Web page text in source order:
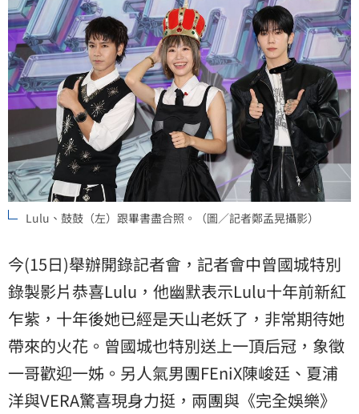
Lulu、鼓鼓（左）跟畢書盡合照。（圖／記者鄭孟晃攝影）
今(15日)舉辦開錄記者會，記者會中曾國城特別
錄製影片恭喜Lulu，他幽默表示Lulu十年前新紅
乍紫，十年後她已經是天山老妖了，非常期待她
帶來的火花。曾國城也特別送上一頂后冠，象徵
一哥歡迎一姊。另人氣男團FEniX陳峻廷、夏浦
洋與VERA驚喜現身力挺，兩團與《完全娛樂》